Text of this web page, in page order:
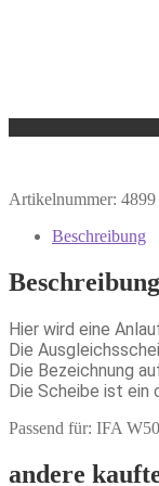
Artikelnummer: 4899
Beschreibung
Beschreibung
Hier wird eine
Die
Die Bezeichnung
Die Scheibe ist ein
Passend für: IFA
andere